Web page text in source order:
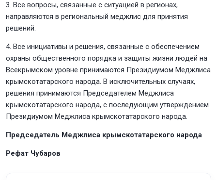
3. Все вопросы, связанные с ситуацией в регионах,
направляются в региональный меджлис для принятия
решений.
4. Все инициативы и решения, связанные с обеспечением
охраны общественного порядка и защиты жизни людей на
Всекрымском уровне принимаются Президиумом Меджлиса
крымскотатарского народа. В исключительных случаях,
решения принимаются Председателем Меджлиса
крымскотатарского народа, с последующим утверждением
Президиумом Меджлиса крымскотатарского народа.
Председатель Меджлиса крымскотатарского народа
Рефат Чубаров